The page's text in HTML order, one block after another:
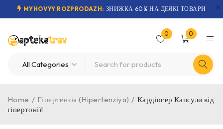
MYHOVYY ROZPRODAZH: ЗНИЖКА 60% НА ДЕЯКІ ТОВАРИ
0 0
Home / Гіпертензія (Hipertenziya) / Кардіосер Капсули від
гіпертонії!